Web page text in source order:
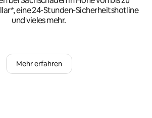
eine 24-Stunden-Sicherheitshotline
und vieles mehr.
Mehr erfahren